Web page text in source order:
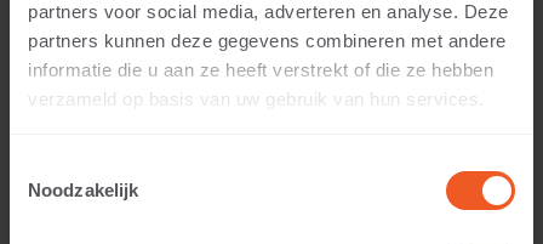
partners voor social media, adverteren en analyse. Deze
partners kunnen deze gegevens combineren met andere
informatie die u aan ze heeft verstrekt of die ze hebben
verzameld op basis van uw gebruik van hun services.
Noodzakelijk
20 CM DIKTE